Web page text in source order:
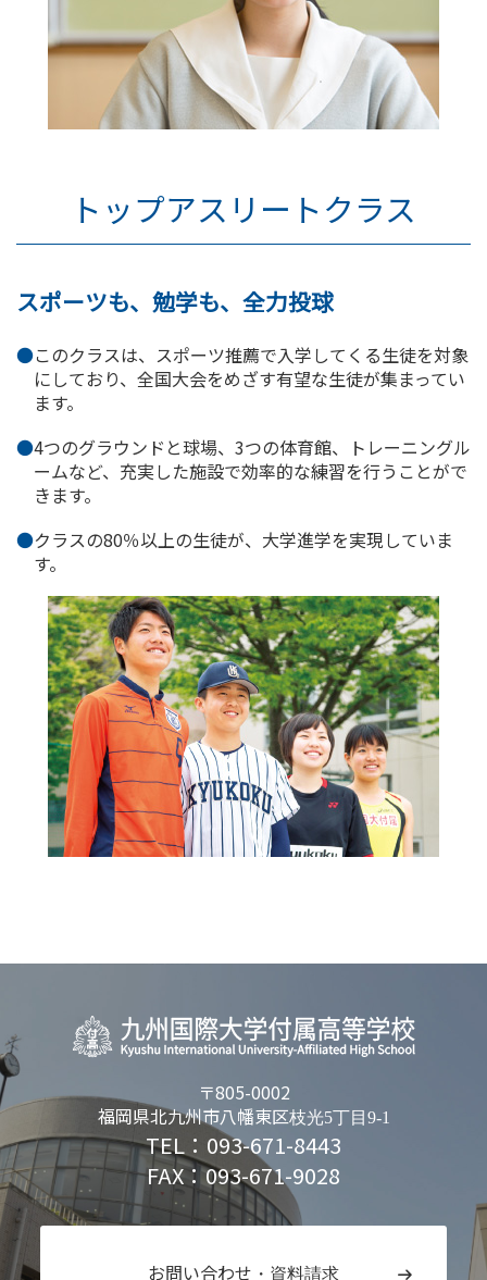
トップアスリートクラス
スポーツも、勉学も、全力投球
このクラスは、スポーツ推薦で入学してくる生徒を対象
にしており、全国大会をめざす有望な生徒が集まってい
ます。
4つのグラウンドと球場、3つの体育館、トレーニングル
ームなど、充実した施設で効率的な練習を行うことがで
きます。
クラスの80％以上の生徒が、大学進学を実現していま
す。
〒805-0002
福岡県北九州市八幡東区枝光5丁目9-1
TEL：093-671-8443
FAX：093-671-9028
お問い合わせ ・資料請求